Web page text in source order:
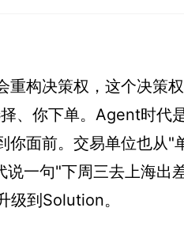
重构决策权，这个决策
、你下单。Agent时代
你面前。交易单位也从"
一句"下周三去上海出
级到Solution。